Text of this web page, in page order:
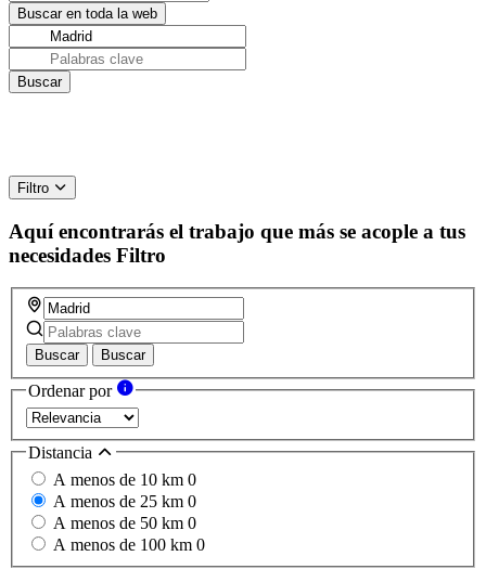
Filtro
Aquí encontrarás el trabajo que más se acople a tus
necesidades Filtro
Buscar Buscar
Ordenar por
Distancia
A menos de 10 km 0
A menos de 25 km 0
A menos de 50 km 0
A menos de 100 km 0